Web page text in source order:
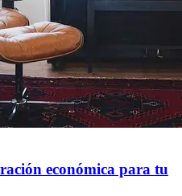
económica para tu